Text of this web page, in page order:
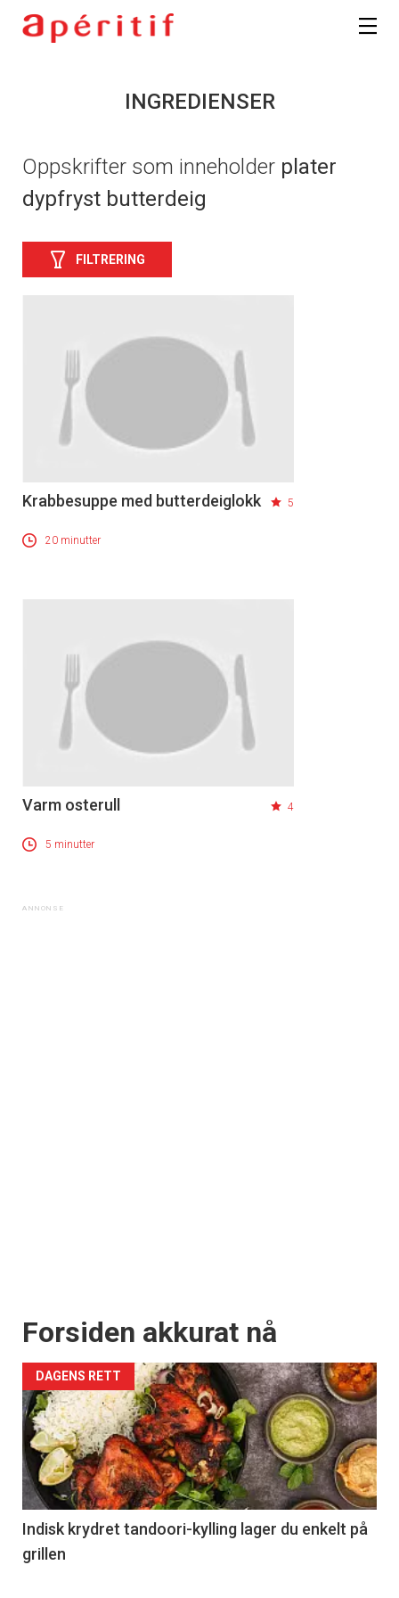
INGREDIENSER
Oppskrifter som inneholder plater
dypfryst butterdeig
FILTRERING
Krabbesuppe med butterdeiglokk 5
20 minutter
Varm osterull 4
5 minutter
Forsiden akkurat nå
DAGENS RETT
Indisk krydret tandoori-kylling lager du enkelt på
grillen